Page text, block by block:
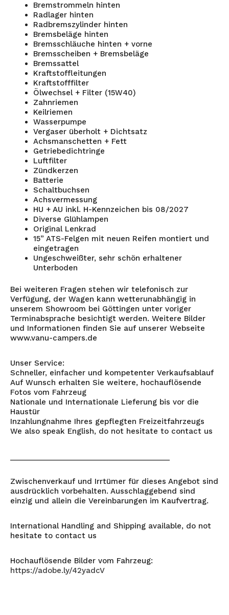
Bremstrommeln hinten
Radlager hinten
Radbremszylinder hinten
Bremsbeläge hinten
Bremsschläuche hinten + vorne
Bremsscheiben + Bremsbeläge
Bremssattel
Kraftstoffleitungen
Kraftstofffilter
Ölwechsel + Filter (15W40)
Zahnriemen
Keilriemen
Wasserpumpe
Vergaser überholt + Dichtsatz
Achsmanschetten + Fett
Getriebedichtringe
Luftfilter
Zündkerzen
Batterie
Schaltbuchsen
Achsvermessung
HU + AU inkl. H-Kennzeichen bis 08/2027
Diverse Glühlampen
Original Lenkrad
15” ATS-Felgen mit neuen Reifen montiert und
eingetragen
Ungeschweißter, sehr schön erhaltener
Unterboden
Bei weiteren Fragen stehen wir telefonisch zur
Verfügung, der Wagen kann wetterunabhängig in
unserem Showroom bei Göttingen unter voriger
Terminabsprache besichtigt werden. Weitere Bilder
und Informationen finden Sie auf unserer Webseite
www.vanu-campers.de
Unser Service:
Schneller, einfacher und kompetenter Verkaufsablauf
Auf Wunsch erhalten Sie weitere, hochauflösende
Fotos vom Fahrzeug
Nationale und Internationale Lieferung bis vor die
Haustür
Inzahlungnahme Ihres gepflegten Freizeitfahrzeugs
We also speak English, do not hesitate to contact us
Zwischenverkauf und Irrtümer für dieses Angebot sind
ausdrücklich vorbehalten. Ausschlaggebend sind
einzig und allein die Vereinbarungen im Kaufvertrag.
International Handling and Shipping available, do not
hesitate to contact us
Hochauflösende Bilder vom Fahrzeug:
https://adobe.ly/42yadcV